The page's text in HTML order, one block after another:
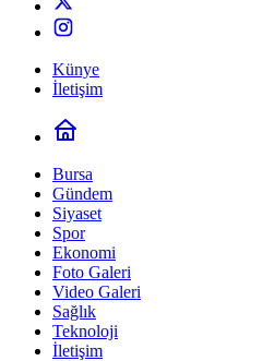
Künye
İletişim
Bursa
Gündem
Siyaset
Spor
Ekonomi
Foto Galeri
Video Galeri
Sağlık
Teknoloji
İletişim